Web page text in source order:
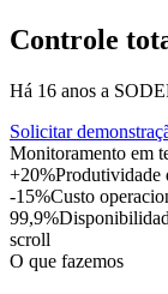
Controle
Há 16 anos a
Solicitar
Monitoramento em
+20%Produtividade
-15%Custo
99,9%
scroll
O que fazemos